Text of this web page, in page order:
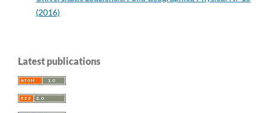
(2016)
Latest publications